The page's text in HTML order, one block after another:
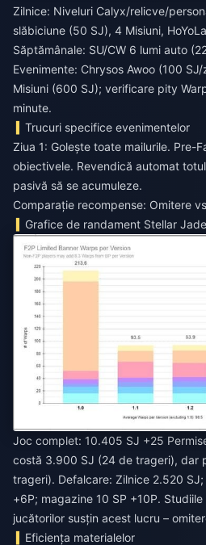
Zilnice: Niveluri Calyx/relicve/
slăbiciune (50 SJ), 4 Misiuni,
Săptămânale: SU/CW 6 lumi auto
Evenimente: Chrysos Awoo (100 SJ/
Misiuni (600 SJ); verificare pity
minute.
Trucuri specifice evenimentelor
Ziua 1: Golește toate mailurile. Pre-
obiectivele. Revendică automat
pasivă să se acumuleze.
Comparație recompense: Omitere
Grafice de randament Stellar Jade
Joc complet: 10.405 SJ +25
costă 3.900 SJ (24 de trageri), dar
trageri). Defalcare: Zilnice 2.520
+6P; magazine 10 SP +10P.
jucătorilor susțin acest lucru –
Eficiența materialelor